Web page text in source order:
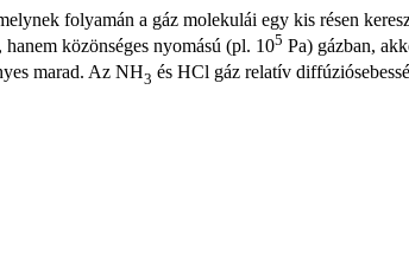
folyamán a gáz molekulái egy kis résen
közönséges nyomású (pl. 105 Pa) gázban,
marad. Az NH3 és HCl gáz relatív